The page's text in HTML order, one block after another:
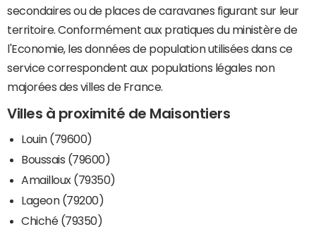
secondaires ou de places de caravanes figurant sur leur
territoire. Conformément aux pratiques du ministère de
l'Economie, les données de population utilisées dans ce
service correspondent aux populations légales non
majorées des villes de France.
Villes à proximité de Maisontiers
Louin (79600)
Boussais (79600)
Amailloux (79350)
Lageon (79200)
Chiché (79350)